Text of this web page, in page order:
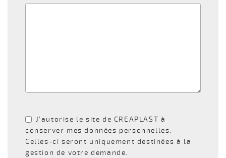
J'autorise le site de CREAPLAST à
conserver mes données personnelles.
Celles-ci seront uniquement destinées à la
gestion de votre demande.